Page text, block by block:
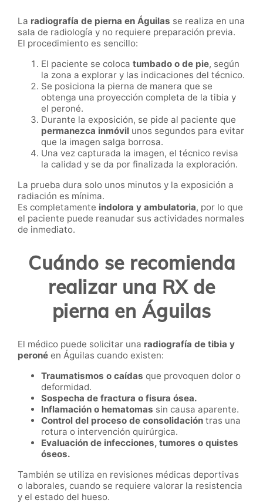
La radiografía de pierna en Águilas se realiza en una
sala de radiología y no requiere preparación previa.
El procedimiento es sencillo:
El paciente se coloca tumbado o de pie, según
la zona a explorar y las indicaciones del técnico.
Se posiciona la pierna de manera que se
obtenga una proyección completa de la tibia y
el peroné.
Durante la exposición, se pide al paciente que
permanezca inmóvil unos segundos para evitar
que la imagen salga borrosa.
Una vez capturada la imagen, el técnico revisa
la calidad y se da por finalizada la exploración.
La prueba dura solo unos minutos y la exposición a
radiación es mínima.
Es completamente indolora y ambulatoria, por lo que
el paciente puede reanudar sus actividades normales
de inmediato.
Cuándo se recomienda
realizar una RX de
pierna en Águilas
El médico puede solicitar una radiografía de tibia y
peroné en Águilas cuando existen:
Traumatismos o caídas que provoquen dolor o
deformidad.
Sospecha de fractura o fisura ósea.
Inflamación o hematomas sin causa aparente.
Control del proceso de consolidación tras una
rotura o intervención quirúrgica.
Evaluación de infecciones, tumores o quistes
óseos.
También se utiliza en revisiones médicas deportivas
o laborales, cuando se requiere valorar la resistencia
y el estado del hueso.